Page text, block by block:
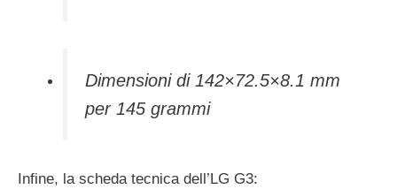
Dimensioni di 142×72.5×8.1 mm
per 145 grammi
Infine, la scheda tecnica dell’LG G3: